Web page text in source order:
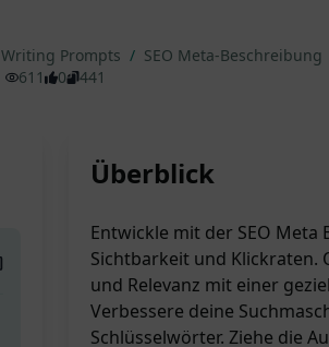
Writing Prompts / SEO Meta-Beschreibung
611
0 441
Überblick
Entwickle mit der SEO
Sichtbarkeit und Klickraten.
und Relevanz mit einer
Verbessere deine
Schlüsselwörter. Ziehe die